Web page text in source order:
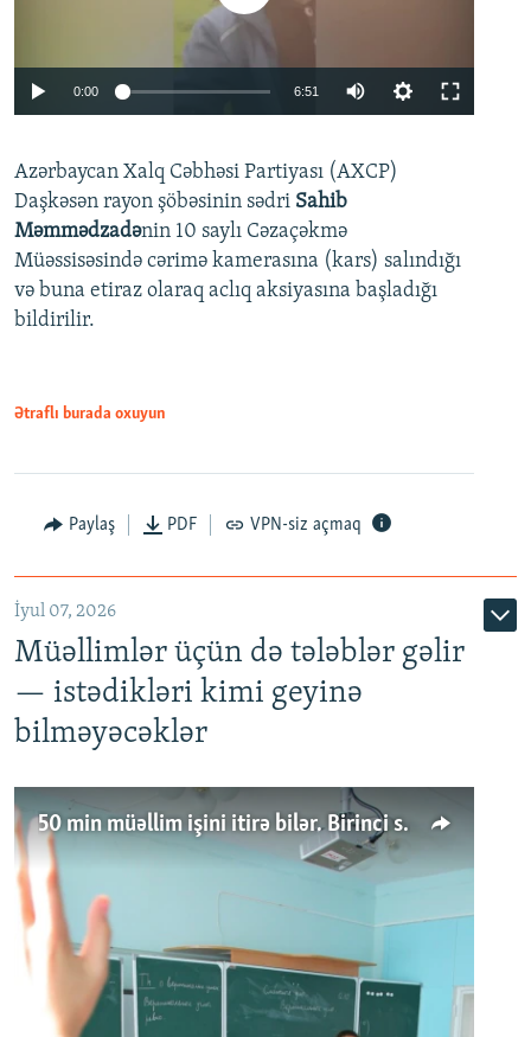
Auto 240p 360p
720p 1080p
0:00 6:51
360p
720p
1080p
Azərbaycan Xalq Cəbhəsi Partiyası (AXCP)
Daşkəsən rayon şöbəsinin sədri Sahib
Məmmədzadənin 10 saylı Cəzaçəkmə
Müəssisəsində cərimə kamerasına (kars) salındığı
və buna etiraz olaraq aclıq aksiyasına başladığı
bildirilir.
Ətraflı burada oxuyun
Paylaş PDF VPN-siz açmaq
İyul 07, 2026
Müəllimlər üçün də tələblər gəlir
— istədikləri kimi geyinə
bilməyəcəklər
50 min müəllim işini itirə bilər. Birinci sinfə gedənlər azalır